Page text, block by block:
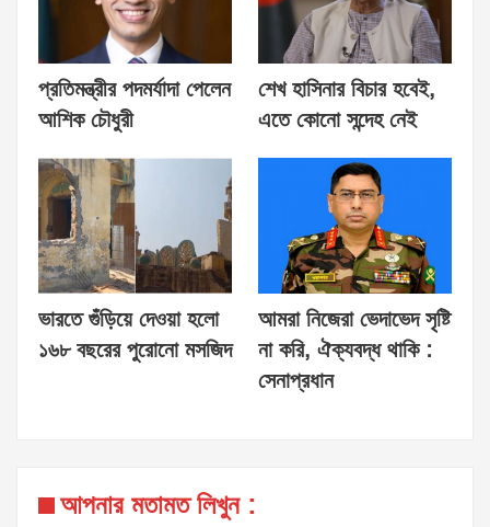
প্রতিমন্ত্রীর পদমর্যাদা পেলেন
আশিক চৌধুরী
শেখ হাসিনার বিচার হবেই,
এতে কোনো সন্দেহ নেই
ভারতে গুঁড়িয়ে দেওয়া হলো
১৬৮ বছরের পুরোনো মসজিদ
আমরা নিজেরা ভেদাভেদ সৃষ্টি
না করি, ঐক্যবদ্ধ থাকি :
সেনাপ্রধান
আপনার মতামত লিখুন :